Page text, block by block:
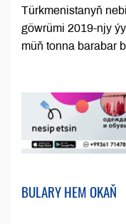
Türkmenistanyň
göwrümi 2019-njy
müň tonna barabar
BULARY HEM OKAŇ